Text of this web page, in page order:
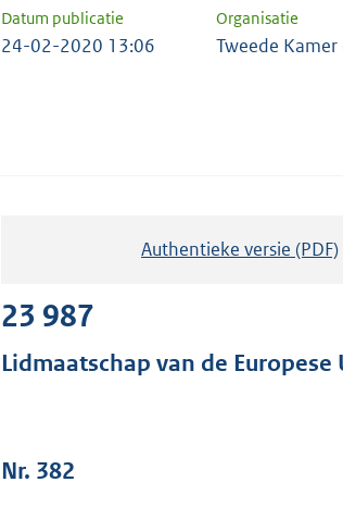
Datum publicatie Organisatie
24-02-2020 13:06 Tweede
Authentieke versie (PDF)
23 987
Lidmaatschap van de Europese
Nr. 382